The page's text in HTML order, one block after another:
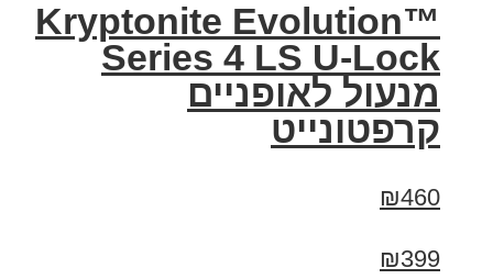
Kryptonite Evolution™
Series 4 LS U-Lock
מנעול לאופניים
קרפטונייט
₪460
₪399